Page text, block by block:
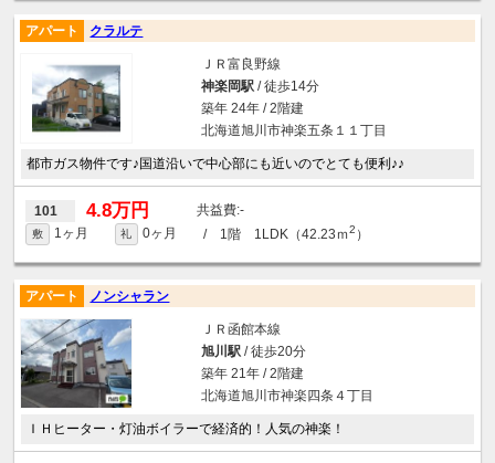
アパート クラルテ
ＪＲ富良野線
神楽岡駅/ 徒歩14分
築年 24年 / 2階建
北海道旭川市神楽五条１１丁目
都市ガス物件です♪国道沿いで中心部にも近いのでとても便利♪♪
101 4.8万円 -
敷 1ヶ月 礼 0ヶ月 / 1階 1LDK（42.23ｍ2 ）
アパート ノンシャラン
ＪＲ函館本線
旭川駅/ 徒歩20分
築年 21年 / 2階建
北海道旭川市神楽四条４丁目
ＩＨヒーター・灯油ボイラーで経済的！人気の神楽！